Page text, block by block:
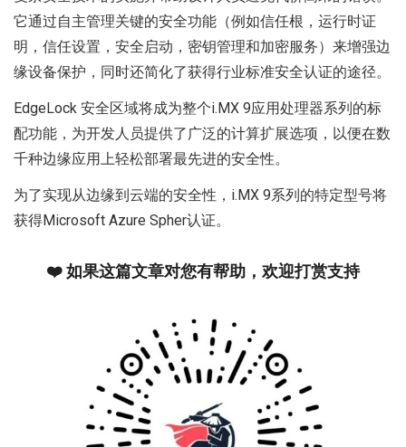
它通过自主管理关键的安全功能（例如信任根，运行时证
明，信任设置，安全启动，密钥管理和加密服务）来增强边
缘设备保护，同时还简化了获得行业标准安全认证的途径。
EdgeLock 安全区域将成为整个i.MX 9应用处理器系列的标
配功能，为开发人员提供了广泛的计算扩展选项，以便在数
千种边缘应用上轻松部署最先进的安全性。
为了实现从边缘到云端的安全性，i.MX 9系列的特定型号将
获得Microsoft Azure Spher认证。
❤️ 如果这篇文章对您有帮助，欢迎打赏支持